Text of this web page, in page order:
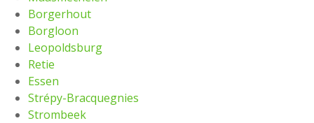
Borgerhout
Borgloon
Leopoldsburg
Retie
Essen
Strépy-Bracquegnies
Strombeek